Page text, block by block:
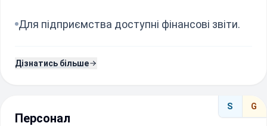
Для підприємства доступні фінансові звіти.
Дізнатись більше
S G
Персонал